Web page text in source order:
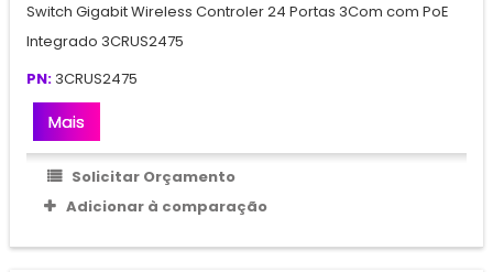
Switch Gigabit Wireless Controler 24 Portas 3Com com PoE
Integrado 3CRUS2475
PN: 3CRUS2475
Mais
Solicitar Orçamento
Adicionar à comparação